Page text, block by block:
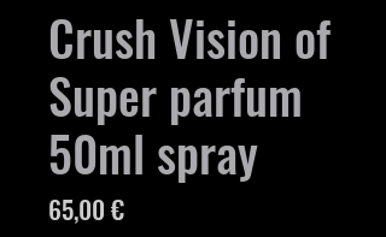
Crush Vision of
Super parfum
50ml spray
65,00 €Prezzo